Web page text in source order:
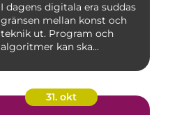
I dagens digitala era suddas
gränsen mellan konst och
teknik ut. Program och
algoritmer kan ska...
31. okt